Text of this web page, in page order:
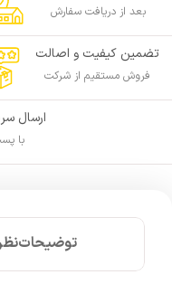
بعد از دریافت سفارش
تضمین کیفیت و اصالت
فروش مستقیم از شرکت
ارسال
با
توضیحات